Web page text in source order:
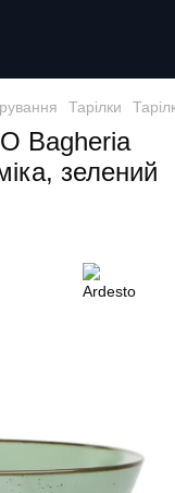
Тарілки
Bagheria
зелений